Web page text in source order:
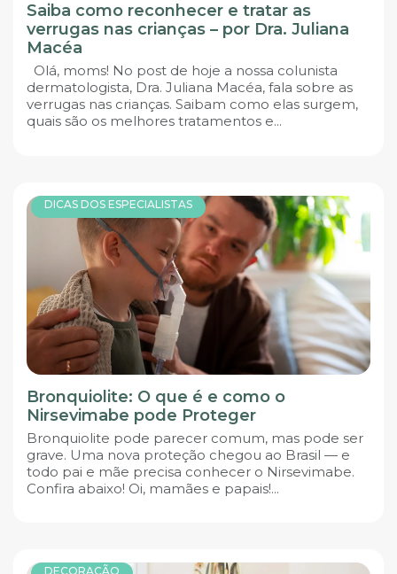
Saiba como reconhecer e tratar as
verrugas nas crianças – por Dra. Juliana
Macéa
Olá, moms! No post de hoje a nossa colunista
dermatologista, Dra. Juliana Macéa, fala sobre as
verrugas nas crianças. Saibam como elas surgem,
quais são os melhores tratamentos e...
DICAS DOS ESPECIALISTAS
Bronquiolite: O que é e como o
Nirsevimabe pode Proteger
Bronquiolite pode parecer comum, mas pode ser
grave. Uma nova proteção chegou ao Brasil — e
todo pai e mãe precisa conhecer o Nirsevimabe.
Confira abaixo! Oi, mamães e papais!...
DECORAÇÃO